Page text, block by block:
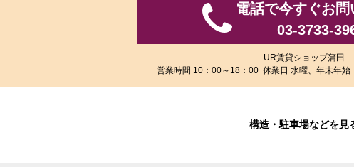
電話で今すぐお問
03-3733-
UR賃貸ショップ蒲田
営業時間 10：00～18：00 休業日 水曜、年末年
構造・駐車場などを見